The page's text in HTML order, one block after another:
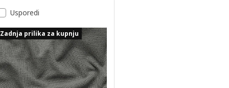
Popis rezultata
Usporedi
Zadnja prilika za kupnju